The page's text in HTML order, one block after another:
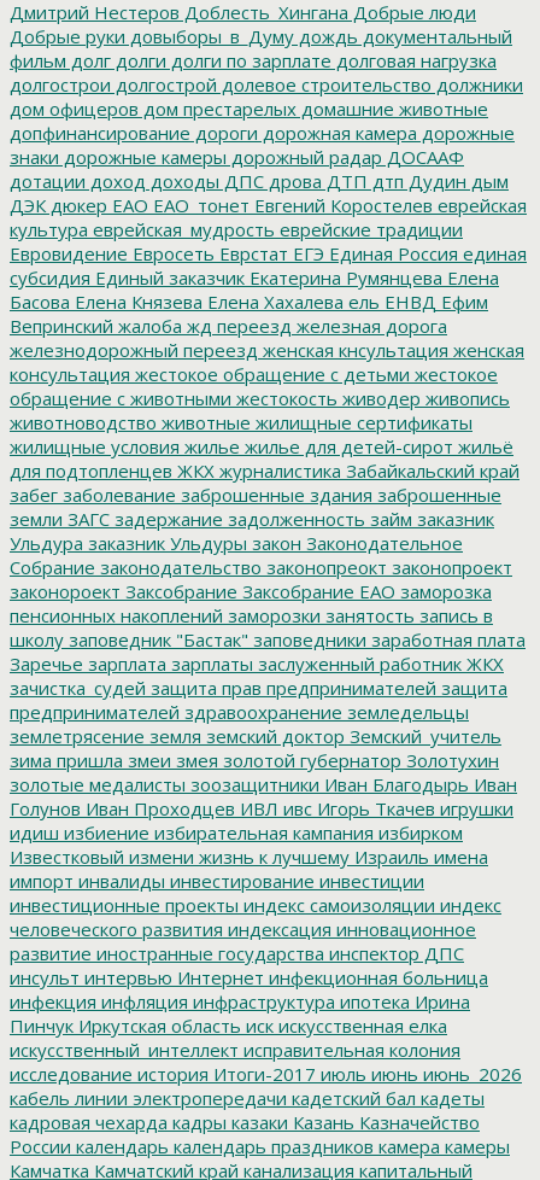
Дмитрий Нестеров Доблесть_Хингана Добрые люди
Добрые руки довыборы_в_Думу дождь документальный
фильм долг долги долги по зарплате долговая нагрузка
долгострои долгострой долевое строительство должники
дом офицеров дом престарелых домашние животные
допфинансирование дороги дорожная камера дорожные
знаки дорожные камеры дорожный радар ДОСААФ
дотации доход доходы ДПС дрова ДТП дтп Дудин дым
ДЭК дюкер ЕАО ЕАО_тонет Евгений Коростелев еврейская
культура еврейская_мудрость еврейские традиции
Евровидение Евросеть Еврстат ЕГЭ Единая Россия единая
субсидия Единый заказчик Екатерина Румянцева Елена
Басова Елена Князева Елена Хахалева ель ЕНВД Ефим
Вепринский жалоба жд переезд железная дорога
железнодорожный переезд женская кнсультация женская
консультация жестокое обращение с детьми жестокое
обращение с животными жестокость живодер живопись
животноводство животные жилищные сертификаты
жилищные условия жилье жилье для детей-сирот жильё
для подтопленцев ЖКХ журналистика Забайкальский край
забег заболевание заброшенные здания заброшенные
земли ЗАГС задержание задолженность займ заказник
Ульдура заказник Ульдуры закон Законодательное
Собрание законодательство законопреокт законопроект
законороект Заксобрание Заксобрание ЕАО заморозка
пенсионных накоплений заморозки занятость запись в
школу заповедник "Бастак" заповедники заработная плата
Заречье зарплата зарплаты заслуженный работник ЖКХ
зачистка_судей защита прав предпринимателей защита
предпринимателей здравоохранение земледельцы
землетрясение земля земский доктор Земский_учитель
зима пришла змеи змея золотой губернатор Золотухин
золотые медалисты зоозащитники Иван Благодырь Иван
Голунов Иван Проходцев ИВЛ ивс Игорь Ткачев игрушки
идиш избиение избирательная кампания избирком
Известковый измени жизнь к лучшему Израиль имена
импорт инвалиды инвестирование инвестиции
инвестиционные проекты индекс самоизоляции индекс
человеческого развития индексация инновационное
развитие иностранные государства инспектор ДПС
инсульт интервью Интернет инфекционная больница
инфекция инфляция инфраструктура ипотека Ирина
Пинчук Иркутская область иск искусственная елка
искусственный_интеллект исправительная колония
исследование история Итоги-2017 июль июнь июнь_2026
кабель линии электропередачи кадетский бал кадеты
кадровая чехарда кадры казаки Казань Казначейство
России календарь календарь праздников камера камеры
Камчатка Камчатский край канализация капитальный